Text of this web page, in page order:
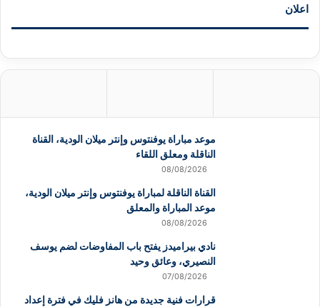
اعلان
موعد مباراة يوفنتوس وإنتر ميلان الودية، القناة
الناقلة ومعلق اللقاء
08/08/2026
القناة الناقلة لمباراة يوفنتوس وإنتر ميلان الودية،
موعد المباراة والمعلق
08/08/2026
نادي بيراميدز يفتح باب المفاوضات لضم يوسف
النصيري، وعائق وحيد
07/08/2026
قرارات فنية جديدة من هانز فليك في فترة إعداد